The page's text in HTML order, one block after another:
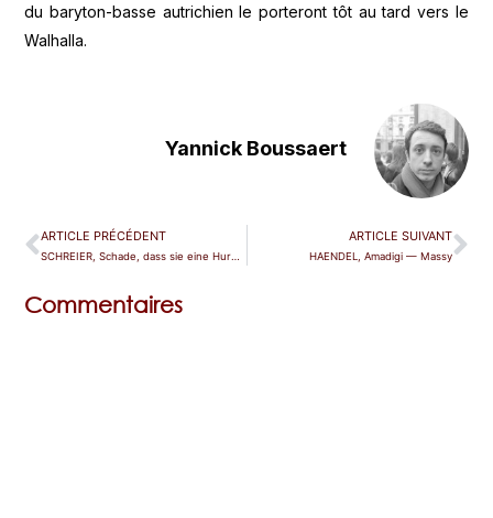
du baryton-basse autrichien le porteront tôt au tard vers le
Walhalla.
Yannick Boussaert
ARTICLE PRÉCÉDENT
SCHREIER, Schade, dass sie eine Hure war — Düsseldorf
ARTICLE SUIVANT
HAENDEL, Amadigi — Massy
Commentaires